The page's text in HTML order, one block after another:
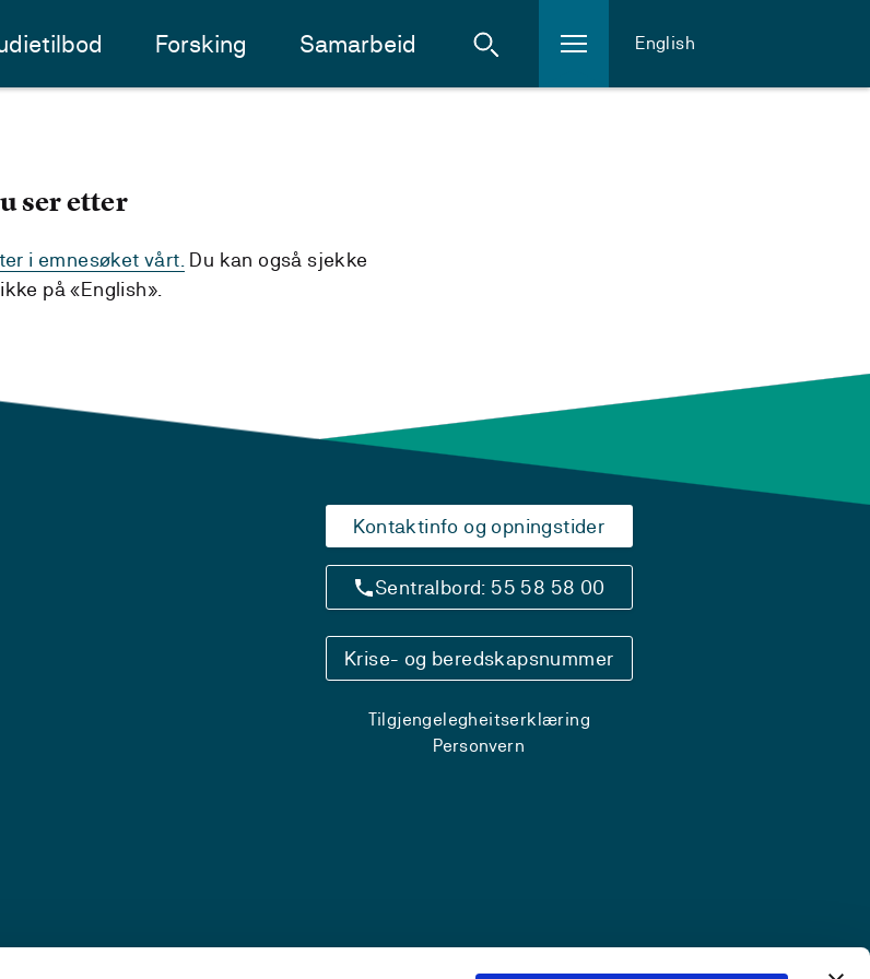
Forsking Samarbeid English
ser etter
i emnesøket vårt. Du kan også sjekke
på «English».
Kontaktinfo og opningstider
Sentralbord: 55 58 58 00
Krise- og beredskapsnummer
Tilgjengelegheitserklæring
Personvern